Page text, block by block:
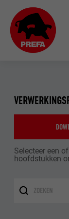
Selecteer een
hoofdstukken